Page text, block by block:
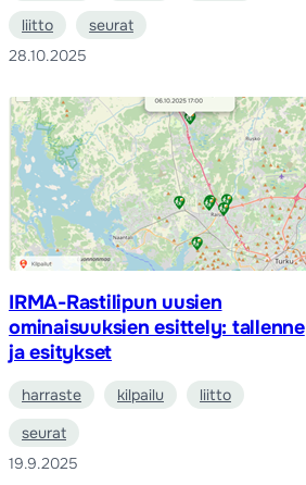
liitto
seurat
28.10.2025
IRMA-Rastilipun uusien
ominaisuuksien esittely: tallenne
ja esitykset
harraste kilpailu
liitto
seurat
19.9.2025